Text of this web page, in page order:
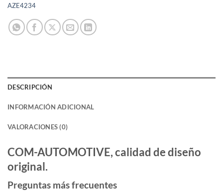
AZE4234
DESCRIPCIÓN
INFORMACIÓN ADICIONAL
VALORACIONES (0)
COM-AUTOMOTIVE, calidad de diseño
original.
Preguntas más frecuentes